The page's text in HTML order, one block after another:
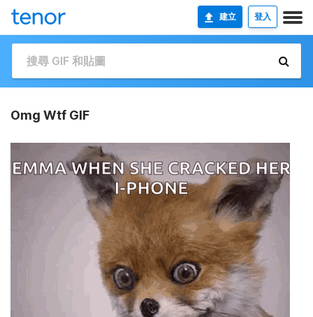
建立 登入
Omg Wtf GIF